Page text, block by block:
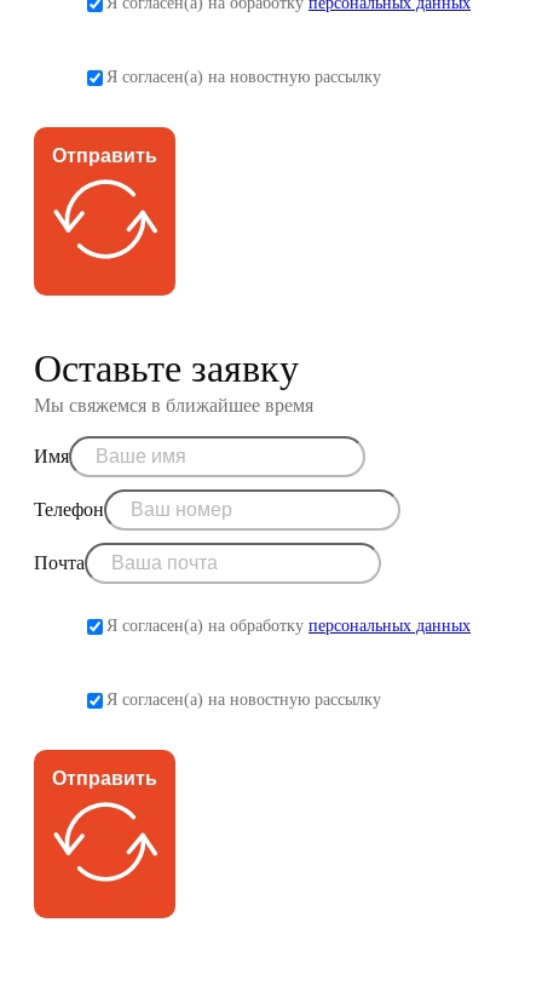
Я согласен(а) на новостную рассылку
Отправить
Оставьте заявку
Мы свяжемся в ближайшее время
Имя
Телефон
Почта
Я согласен(а) на обработку персональных данных
Я согласен(а) на новостную рассылку
Отправить